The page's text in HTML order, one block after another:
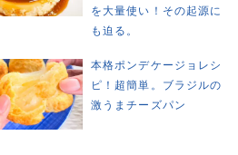
を大量使い！その起源に
も迫る。
本格ポンデケージョレシ
ピ！超簡単。ブラジルの
激うまチーズパン